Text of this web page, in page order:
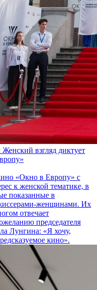
взгляд диктует
«Окно в Европу» с
к женской тематике, в
показанные в
женщинами. Их
отвечает
председателя
Лунгина: «Я хочу,
кино».